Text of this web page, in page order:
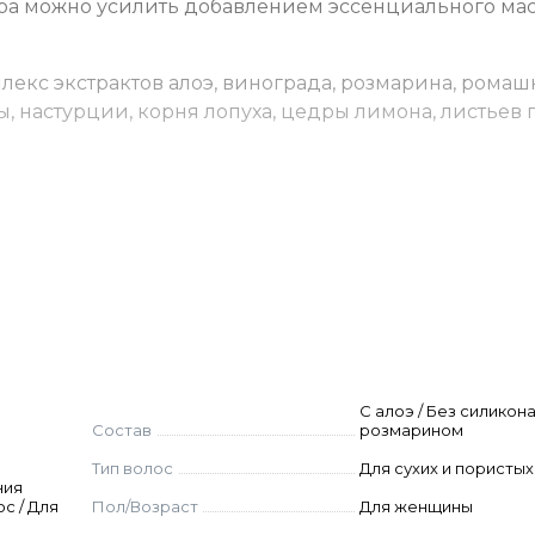
можно усилить добавлением эссенциального
экстрактов алоэ, винограда, розмарина,
настурции, корня лопуха, цедры лимона, листьев
по всей длине. Смойте водой.
Stearamidopropyl Dimethylamine, Aloe Barbadensis
Sorbate, Fragnance (Parfum), Vitis Vinifera
Extract, Salvia Officinalis (Sage) Leaf Extract, Pinus
Arctium Majus Root Extract, Citrus Limon (Lemon)
Officinalis Flower Extract, Tropaeolum Majus Flower
/ Для
Состав
С алоэ / Без
розмарином
Тип волос
Для сухих и
Пол/Возраст
Для женщины